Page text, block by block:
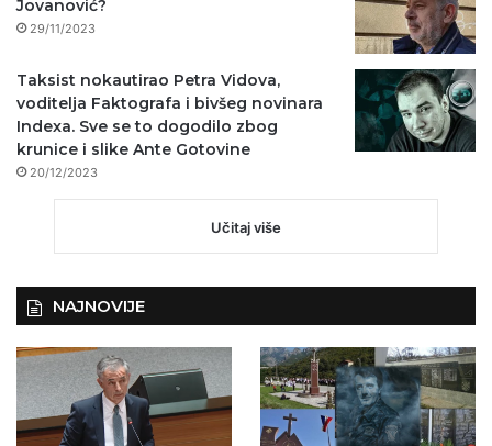
Jovanović?
29/11/2023
Taksist nokautirao Petra Vidova,
voditelja Faktografa i bivšeg novinara
Indexa. Sve se to dogodilo zbog
krunice i slike Ante Gotovine
20/12/2023
Učitaj više
NAJNOVIJE